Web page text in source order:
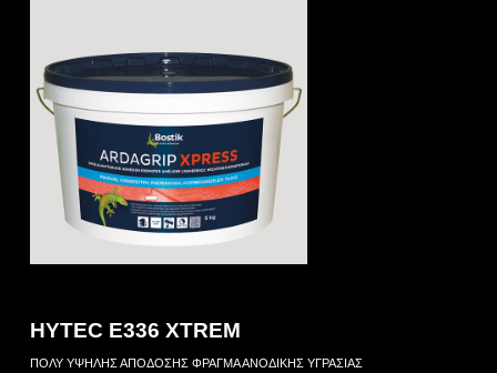
HYTEC E336 XTREM
ΠΟΛΥ ΥΨΗΛΗΣ ΑΠΟΔΟΣΗΣ ΦΡΑΓΜΑ ΑΝΟΔΙΚΗΣ ΥΓΡΑΣΙΑΣ